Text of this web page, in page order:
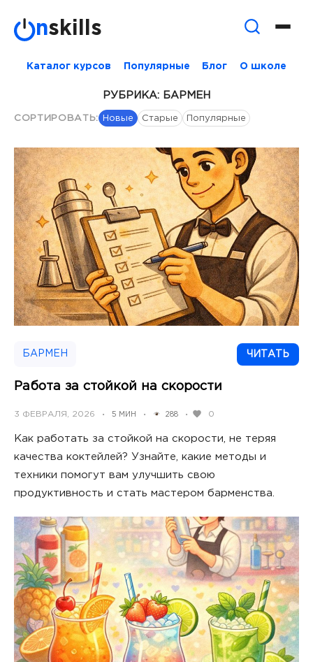
nskills
Каталог курсов Популярные Блог О школе
РУБРИКА: БАРМЕН
СОРТИРОВАТЬ: Новые Старые Популярные
БАРМЕН ЧИТАТЬ
Работа за стойкой на скорости
POSTED
3 ФЕВРАЛЯ, 2026 • 5 МИН • 288 • 0
Как работать за стойкой на скорости, не теряя
качества коктейлей? Узнайте, какие методы и
техники помогут вам улучшить свою
продуктивность и стать мастером барменства.